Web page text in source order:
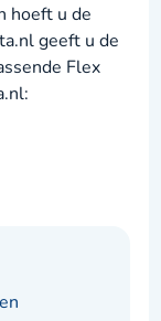
hoeft u de
geeft u de
Flex